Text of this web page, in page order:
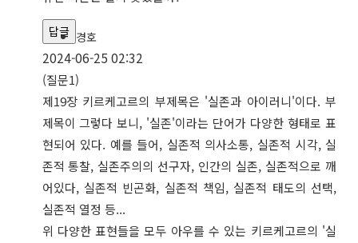
답글 경호
2024-06-25 02:32
(질문1)
제19장 키르케고르의 부제목은 '실존과 아이러니'이다. 부
제목이 그렇다 보니, '실존'이라는 단어가 다양한 형태로 표
현되어 있다. 예를 들어, 실존적 의사소통, 실존적 시각, 실
존적 통찰, 실존주의의 선구자, 인간의 실존, 실존적으로 깨
어있다, 실존적 빈곤화, 실존적 책임, 실존적 태도의 선택,
실존적 열정 등...
위 다양한 표현들을 모두 아우를 수 있는 키르케고르의 '실